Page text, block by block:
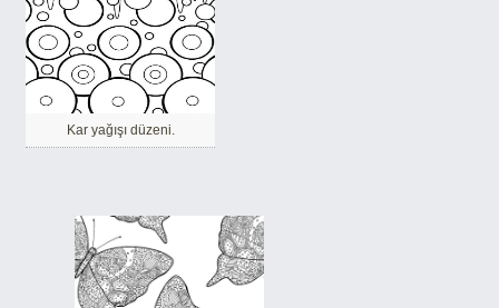
Kar yağışı düzeni.